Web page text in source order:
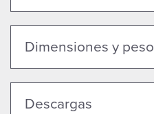
Dimensiones y peso
Descargas